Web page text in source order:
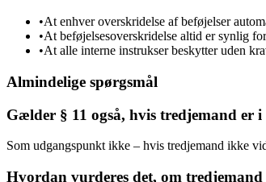
•At enhver overskridelse af beføjelser
•At beføjelsesoverskridelse altid er synlig
•At alle interne instrukser beskytter uden
Almindelige spørgsmål
Gælder § 11 også, hvis tredjemand er
Som udgangspunkt ikke – hvis tredjemand ikke
Hvordan vurderes det, om